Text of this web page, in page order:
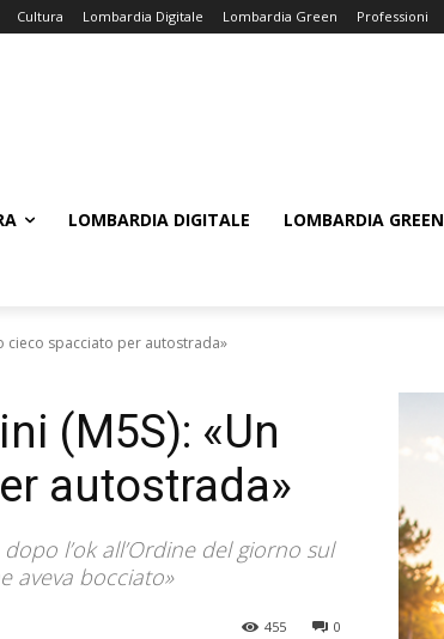
Cultura Lombardia Digitale Lombardia Green Professioni
LOMBARDIA DIGITALE LOMBARDIA GREEN
cieco spacciato per autostrada»
(M5S): «Un
autostrada»
l’ok all’Ordine del giorno sul
aveva bocciato»
0
455